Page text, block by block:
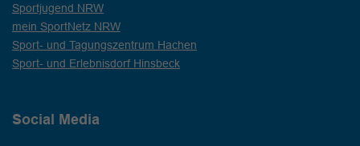
Sportjugend NRW
mein SportNetz NRW
Sport- und Tagungszentrum Hachen
Sport- und Erlebnisdorf Hinsbeck
Social Media